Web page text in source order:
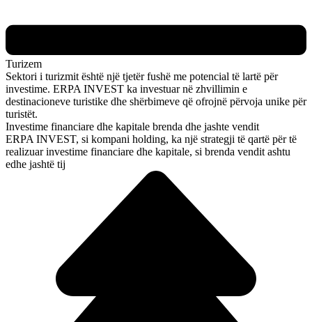
Turizem
Sektori i turizmit është një tjetër fushë me potencial të lartë për
investime. ERPA INVEST ka investuar në zhvillimin e
destinacioneve turistike dhe shërbimeve që ofrojnë përvoja unike për
turistët.
Investime financiare dhe kapitale brenda dhe jashte vendit
ERPA INVEST, si kompani holding, ka një strategji të qartë për të
realizuar investime financiare dhe kapitale, si brenda vendit ashtu
edhe jashtë tij